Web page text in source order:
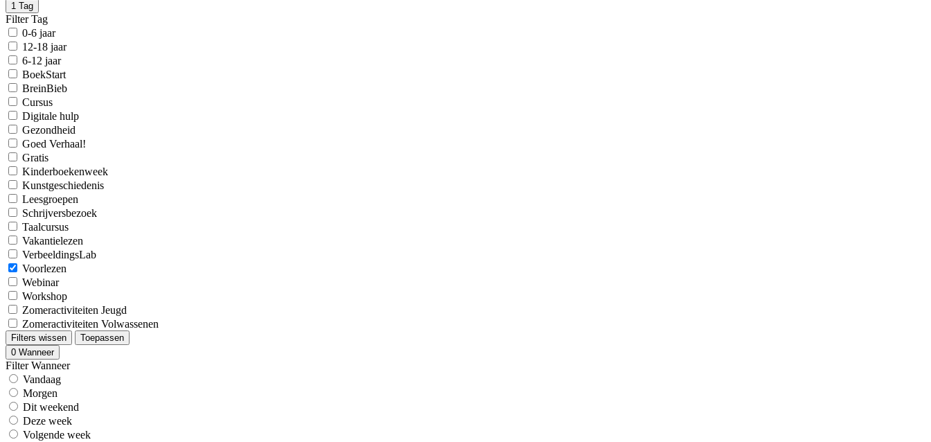
1 Tag
Filter Tag
0-6 jaar
12-18 jaar
6-12 jaar
BoekStart
BreinBieb
Cursus
Digitale hulp
Gezondheid
Goed Verhaal!
Gratis
Kinderboekenweek
Kunstgeschiedenis
Leesgroepen
Schrijversbezoek
Taalcursus
Vakantielezen
VerbeeldingsLab
Voorlezen
Webinar
Workshop
Zomeractiviteiten Jeugd
Zomeractiviteiten Volwassenen
Filters wissen
Toepassen
0 Wanneer
Filter Wanneer
Vandaag
Morgen
Dit weekend
Deze week
Volgende week